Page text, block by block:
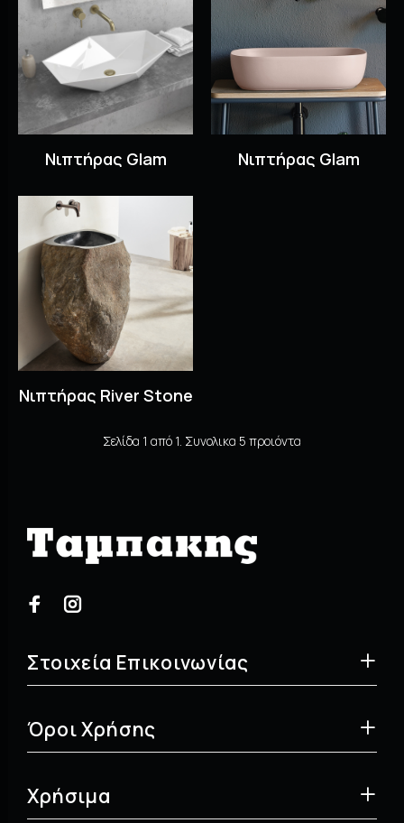
Νιπτήρας Glam Νιπτήρας Glam
Νιπτήρας River Stone
Σελίδα 1 από 1. Συνολικα 5 προιόντα
Στοιχεία Επικοινωνίας
Όροι Χρήσης
Χρήσιμα